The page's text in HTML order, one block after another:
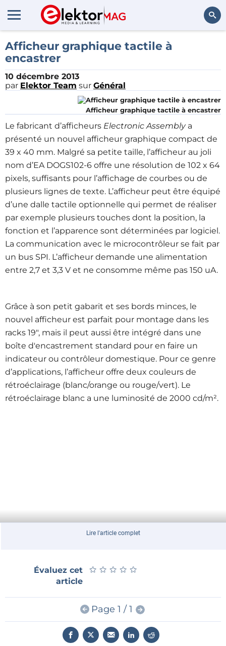
Afficheur graphique tactile à
encastrer
10 décembre 2013
par Elektor Team sur Général
Afficheur graphique tactile à encastrer
Le fabricant d’afficheurs Electronic Assembly a
présenté un nouvel afficheur graphique compact de
39 x 40 mm. Malgré sa petite taille, l’afficheur au joli
nom d’EA DOGS102-6 offre une résolution de 102 x 64
pixels, suffisants pour l’affichage de courbes ou de
plusieurs lignes de texte. L’afficheur peut être équipé
d’une dalle tactile optionnelle qui permet de réaliser
par exemple plusieurs touches dont la position, la
fonction et l’apparence sont déterminées par logiciel.
La communication avec le microcontrôleur se fait par
un bus SPI. L’afficheur demande une alimentation
entre 2,7 et 3,3 V et ne consomme même pas 150 uA.
Grâce à son petit gabarit et ses bords minces, le
nouvel afficheur est parfait pour montage dans les
racks 19", mais il peut aussi être intégré dans une
boîte d'encastrement standard pour en faire un
indicateur ou contrôleur domestique. Pour ce genre
d’applications, l’afficheur offre deux couleurs de
rétroéclairage (blanc/orange ou rouge/vert). Le
rétroéclairage blanc a une luminosité de 2000 cd/m².
Lire l'article complet
Évaluez cet
article
★ ★ ★ ★ ★
★ ★ ★ ★ ★
Page 1 / 1